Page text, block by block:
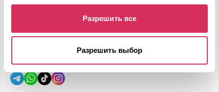
Разрешить все
Разрешить выбор
7-700-444-88-28
E-mail:
leads@w8shipping.kz
Социальные сети: